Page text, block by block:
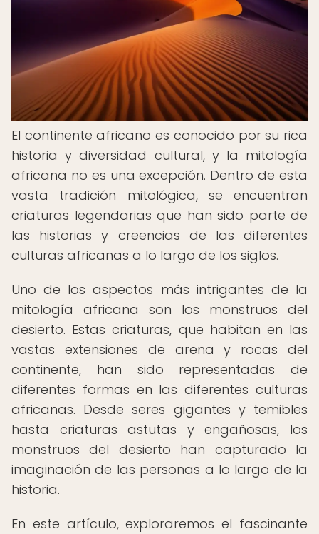
El continente africano es conocido por su rica
historia y diversidad cultural, y la mitología
africana no es una excepción. Dentro de esta
vasta tradición mitológica, se encuentran
criaturas legendarias que han sido parte de
las historias y creencias de las diferentes
culturas africanas a lo largo de los siglos.
Uno de los aspectos más intrigantes de la
mitología africana son los monstruos del
desierto. Estas criaturas, que habitan en las
vastas extensiones de arena y rocas del
continente, han sido representadas de
diferentes formas en las diferentes culturas
africanas. Desde seres gigantes y temibles
hasta criaturas astutas y engañosas, los
monstruos del desierto han capturado la
imaginación de las personas a lo largo de la
historia.
En este artículo, exploraremos el fascinante